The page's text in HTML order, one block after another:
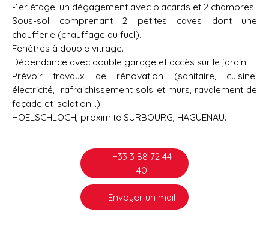
-1er étage: un dégagement avec placards et 2 chambres.
Sous-sol comprenant 2 petites caves dont une
chaufferie (chauffage au fuel).
Fenêtres à double vitrage.
Dépendance avec double garage et accès sur le jardin.
Prévoir travaux de rénovation (sanitaire, cuisine,
électricité, rafraichissement sols et murs, ravalement de
façade et isolation...).
HOELSCHLOCH, proximité SURBOURG, HAGUENAU.
+33 3 88 72 44
40
Envoyer un mail